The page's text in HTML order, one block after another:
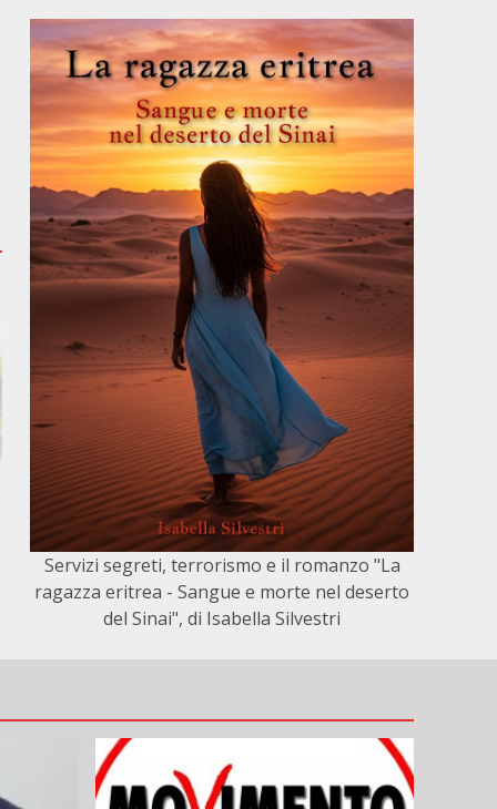
Servizi segreti, terrorismo e il romanzo "La
ragazza eritrea - Sangue e morte nel deserto
del Sinai", di Isabella Silvestri